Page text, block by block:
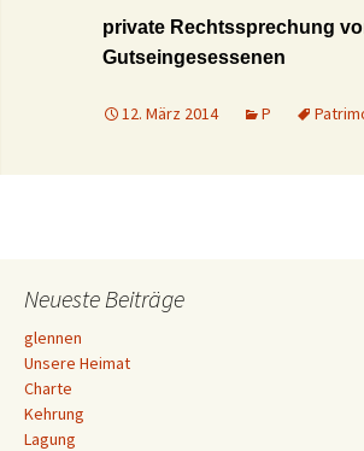
private Rechtssprechung
Gutseingesessenen
12. März 2014 P
Navigation
Neueste Beiträge
glennen
Unsere Heimat
Charte
Kehrung
Lagung